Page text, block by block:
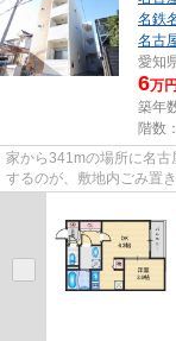
名鉄
名古
愛知
6万円
築年
階数
家から341mの場所に名
するのが、敷地内ごみ置